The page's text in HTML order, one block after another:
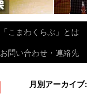
「こまわくらぶ」とは
お問い合わせ・連絡先
月別アーカイブ: